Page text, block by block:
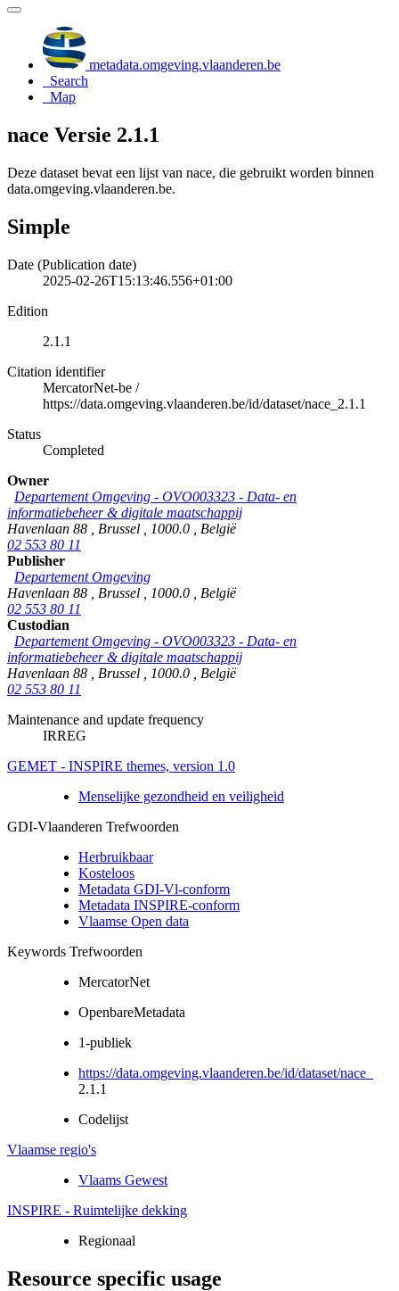
metadata.omgeving.vlaanderen.be
Search
Map
nace Versie 2.1.1
Deze dataset bevat een lijst van nace, die gebruikt worden binnen
data.omgeving.vlaanderen.be.
Simple
Date (Publication date)
2025-02-26T15:13:46.556+01:00
Edition
2.1.1
Citation identifier
MercatorNet-be /
https://data.omgeving.vlaanderen.be/id/dataset/nace_2.1.1
Status
Completed
Owner
Departement Omgeving - OVO003323 - Data- en
informatiebeheer & digitale maatschappij
Havenlaan 88
Brussel 1000.0
België
02 553 80 11
Publisher
Departement Omgeving
Havenlaan 88
Brussel 1000.0
België
02 553 80 11
Custodian
Departement Omgeving - OVO003323 - Data- en
informatiebeheer & digitale maatschappij
Havenlaan 88
Brussel 1000.0
België
02 553 80 11
Maintenance and update frequency
IRREG
GEMET - INSPIRE themes, version 1.0
Menselijke gezondheid en veiligheid
GDI-Vlaanderen Trefwoorden
Herbruikbaar
Kosteloos
Metadata GDI-Vl-conform
Metadata INSPIRE-conform
Vlaamse Open data
Keywords Trefwoorden
MercatorNet
OpenbareMetadata
1-publiek
https://data.omgeving.vlaanderen.be/id/dataset/nace_
2.1.1
Codelijst
Vlaamse regio's
Vlaams Gewest
INSPIRE - Ruimtelijke dekking
Regionaal
Resource specific usage